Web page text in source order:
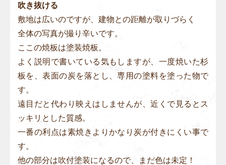
吹き抜ける
敷地は広いのですが、建物との距離が取りづらく
全体の写真が撮り辛いです。
ここの焼板は塗装焼板。
よく説明で書いている気もしますが、一度焼いた杉
板を、表面の炭を落とし、専用の塗料を塗った物で
す。
遠目だと代わり映えはしませんが、近くで見るとス
ッキリとした質感。
一番の利点は素焼きよりかなり炭が付きにくい事で
す。
他の部分は吹付塗装になるので、まだ色は未定！